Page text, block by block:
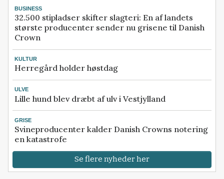
BUSINESS
32.500 stipladser skifter slagteri: En af landets
største producenter sender nu grisene til Danish
Crown
KULTUR
Herregård holder høstdag
ULVE
Lille hund blev dræbt af ulv i Vestjylland
GRISE
Svineproducenter kalder Danish Crowns notering
en katastrofe
Se flere nyheder her